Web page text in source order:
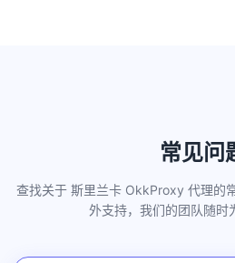
常见问
查找关于 斯里兰卡 OkkProxy 代理的
外支持，我们的团队随时